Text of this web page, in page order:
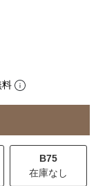
料
B75
在庫なし